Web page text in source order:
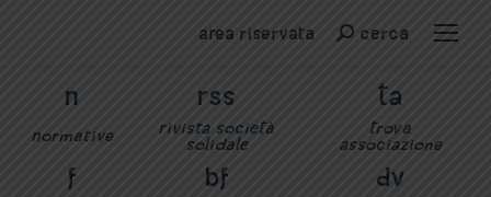
Area riservata Cercacerca
n rss ta
normative
Rivista Società
Solidale
trova
associazione
f bf dv